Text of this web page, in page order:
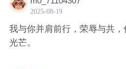
2025-08-19
我与你并肩前行，荣辱与共
光芒。